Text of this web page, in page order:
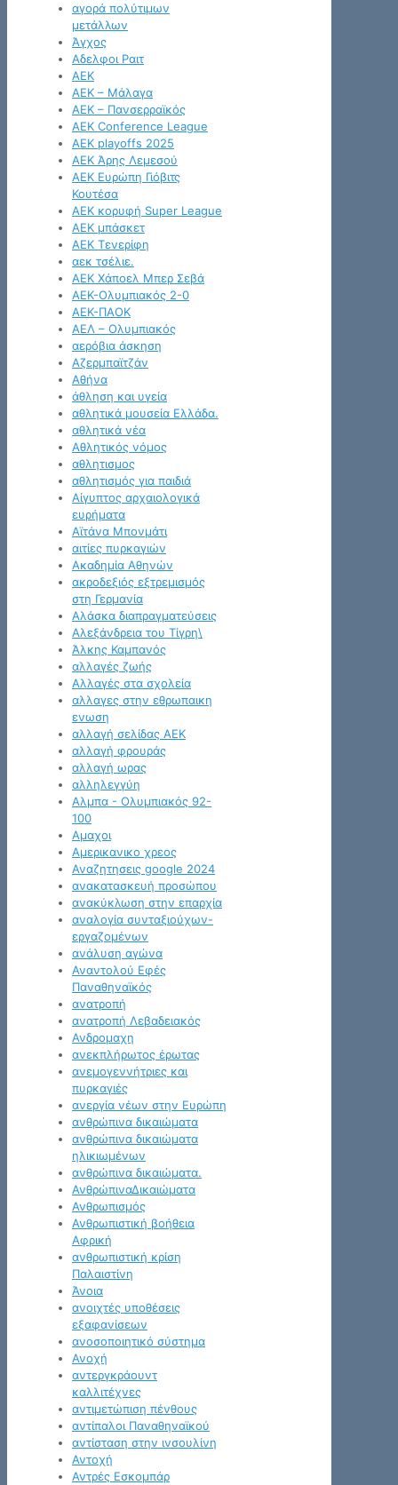
αγορά πολύτιμων
μετάλλων
Άγχος
Αδελφοι Ραιτ
ΑΕΚ
ΑΕΚ – Μάλαγα
ΑΕΚ – Πανσερραϊκός
ΑΕΚ Conference League
ΑΕΚ playoffs 2025
ΑΕΚ Άρης Λεμεσού
ΑΕΚ Ευρώπη Γιόβιτς
Κουτέσα
ΑΕΚ κορυφή Super League
ΑΕΚ μπάσκετ
ΑΕΚ Τενερίφη
αεκ τσέλιε.
ΑΕΚ Χάποελ Μπερ Σεβά
ΑΕΚ-Ολυμπιακός 2-0
ΑΕΚ-ΠΑΟΚ
ΑΕΛ – Ολυμπιακός
αερόβια άσκηση
Αζερμπαϊτζάν
Αθήνα
άθληση και υγεία
αθλητικά μουσεία Ελλάδα.
αθλητικά νέα
Αθλητικός νόμος
αθλητισμος
αθλητισμός για παιδιά
Αίγυπτος αρχαιολογικά
ευρήματα
Αϊτάνα Μπονμάτι
αιτίες πυρκαγιών
Ακαδημία Αθηνών
ακροδεξιός εξτρεμισμός
στη Γερμανία
Αλάσκα διαπραγματεύσεις
Αλεξάνδρεια του Τίγρη\
Άλκης Καμπανός
αλλαγές ζωής
Αλλαγές στα σχολεία
αλλαγες στην εθρωπαικη
ενωση
αλλαγή σελίδας ΑΕΚ
αλλαγή φρουράς
αλλαγή ωρας
αλληλεγγύη
Αλμπα - Ολυμπιακός 92-
100
Αμαχοι
Αμερικανικο χρεος
Αναζητησεις google 2024
ανακατασκευή προσώπου
ανακύκλωση στην επαρχία
αναλογία συνταξιούχων-
εργαζομένων
ανάλυση αγώνα
Αναντολού Εφές
Παναθηναϊκός
ανατροπή
ανατροπή Λεβαδειακός
Ανδρομαχη
ανεκπλήρωτος έρωτας
ανεμογεννήτριες και
πυρκαγιές
ανεργία νέων στην Ευρώπη
ανθρώπινα δικαιώματα
ανθρώπινα δικαιώματα
ηλικιωμένων
ανθρώπινα δικαιώματα.
ΑνθρώπιναΔικαιώματα
Ανθρωπισμός
Ανθρωπιστική βοήθεια
Αφρική
ανθρωπιστική κρίση
Παλαιστίνη
Άνοια
ανοιχτές υποθέσεις
εξαφανίσεων
ανοσοποιητικό σύστημα
Ανοχή
αντεργκράουντ
καλλιτέχνες
αντιμετώπιση πένθους
αντίπαλοι Παναθηναϊκού
αντίσταση στην ινσουλίνη
Αντοχή
Αντρές Εσκομπάρ